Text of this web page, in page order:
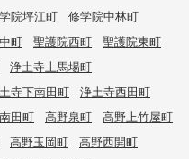
院坪江町
修学院中林町
町 聖護院西町
聖護院東町
浄土寺上馬場町
寺下南田町
浄土寺西田町
田町 高野泉町
高野上竹屋町
高野玉岡町
高野西開町